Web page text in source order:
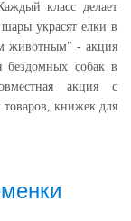
класс делает
украсят елки в
животным" - акция
собак в
акция с
книжек для